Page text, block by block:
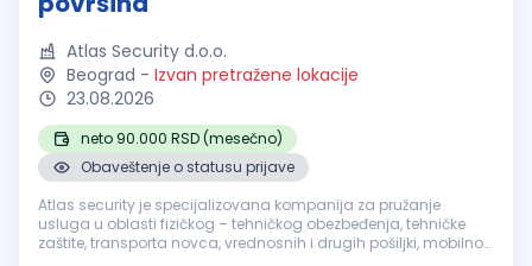
Atlas Security d.o.o.
Beograd - Izvan pretražene lokacije
23.08.2026
neto 90.000 RSD (mesečno)
Obaveštenje o statusu prijave
Atlas security je specijalizovana kompanija za pružanje
usluga u oblasti fizičkog – tehničkog obezbeđenja, tehničke
zaštite, transporta novca, vrednosnih i drugih pošiljki, mobilnog